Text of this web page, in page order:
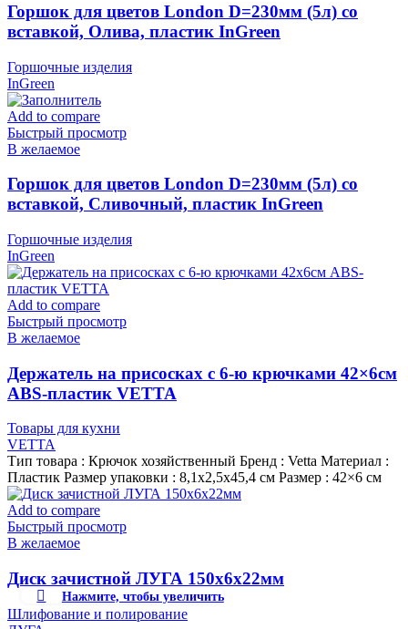
Нажмите, чтобы увеличить
Горшок для цветов London D=230мм (5л) со
вставкой, Олива, пластик InGreen
Горшочные изделия
InGreen
Add to compare
Быстрый просмотр
В желаемое
Горшок для цветов London D=230мм (5л) со
вставкой, Сливочный, пластик InGreen
Горшочные изделия
InGreen
Add to compare
Быстрый просмотр
В желаемое
Держатель на присосках с 6-ю крючками 42×6см
ABS-пластик VETTA
Товары для кухни
VETTA
Тип товара : Крючок хозяйственный Бренд : Vetta Материал :
Пластик Размер упаковки : 8,1х2,5х45,4 см Размер : 42×6 см
Add to compare
Быстрый просмотр
В желаемое
Диск зачистной ЛУГА 150х6х22мм
Шлифование и полирование